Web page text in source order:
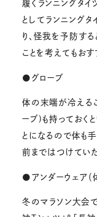
履くランニングタ
としてランニング
り、怪我を予防す
ことを考えてもお
●グローブ
体の末端が冷える
ーブ)も持っておく
とになるので体も
前まではつけていた
●アンダーウェア（
冬のマラソン大会